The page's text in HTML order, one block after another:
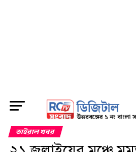
ভাইরাল খবর